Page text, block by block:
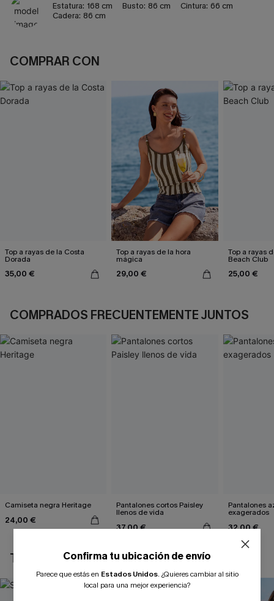
Estatura: 168 cm Busto: 86 cm Cintura: 66 cm
Cadera: 86 cm
COMPRAR CON
Top a rayas de la Costa
Dorada
35,00 €
Top a rayas de la hora
mágica
29,00 €
Top a rayas
Beach Club
25,00 €
COMPRADOS FRECUENTEMENTE JUNTOS
Camiseta negra Heritage
24,00 €
Pantalones cortos Paisley
llenos de vida
37,00 €
Pantalones
exagerados
32,00 €
TAMBIÉN TE PUEDE GUSTAR
Confirma tu ubicación de envío
Parece que estás en Estados Unidos. ¿Quieres cambiar al sitio
local para una mejor experiencia?